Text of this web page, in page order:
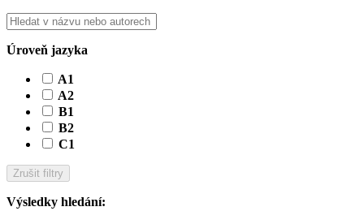
Úroveň jazyka
A1
A2
B1
B2
C1
Zrušit filtry
Výsledky hledání: